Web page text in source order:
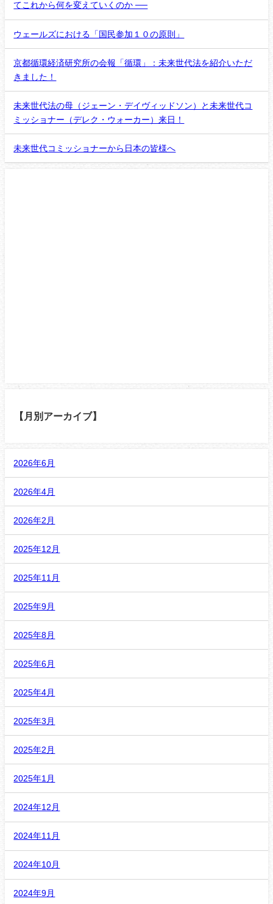
てこれから何を変えていくのか ──
ウェールズにおける「国民参加１０の原則」
京都循環経済研究所の会報「循環」：未来世代法を紹介いただ
きました！
未来世代法の母（ジェーン・デイヴィッドソン）と未来世代コ
ミッショナー（デレク・ウォーカー）来日！
未来世代コミッショナーから日本の皆様へ
【月別アーカイブ】
2026年6月
2026年4月
2026年2月
2025年12月
2025年11月
2025年9月
2025年8月
2025年6月
2025年4月
2025年3月
2025年2月
2025年1月
2024年12月
2024年11月
2024年10月
2024年9月